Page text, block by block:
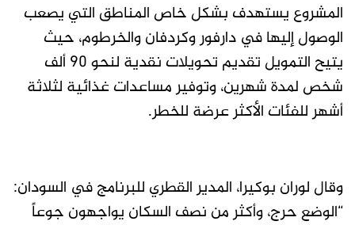
المشروع يستهدف بشكل خاص المناطق التي يصعب
الوصول إليها في دارفور وكردفان والخرطوم، حيث
يتيح التمويل تقديم تحويلات نقدية لنحو 90 ألف
شخص لمدة شهرين، وتوفير مساعدات غذائية لثلاثة
أشهر للفئات الأكثر عرضة للخطر.
وقال لوران بوكيرا، المدير القطري للبرنامج في السودان:
“الوضع حرج، وأكثر من نصف السكان يواجهون جوعاً